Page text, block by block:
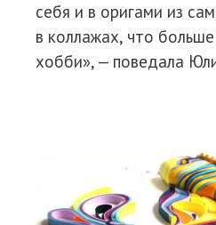
себя и в оригами из
в коллажах, что
хобби», — поведала